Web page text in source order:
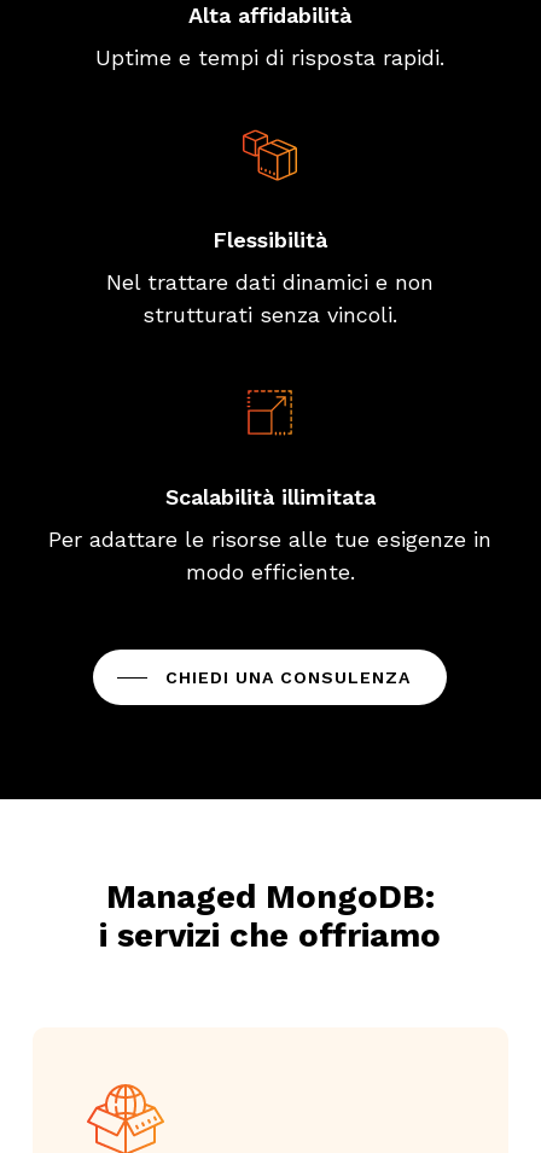
Alta affidabilità
Uptime e tempi di risposta rapidi.
Flessibilità
Nel trattare dati dinamici e non
strutturati senza vincoli.
Scalabilità illimitata
Per adattare le risorse alle tue esigenze in
modo efficiente.
CHIEDI UNA CONSULENZA
Managed MongoDB:
i servizi che offriamo